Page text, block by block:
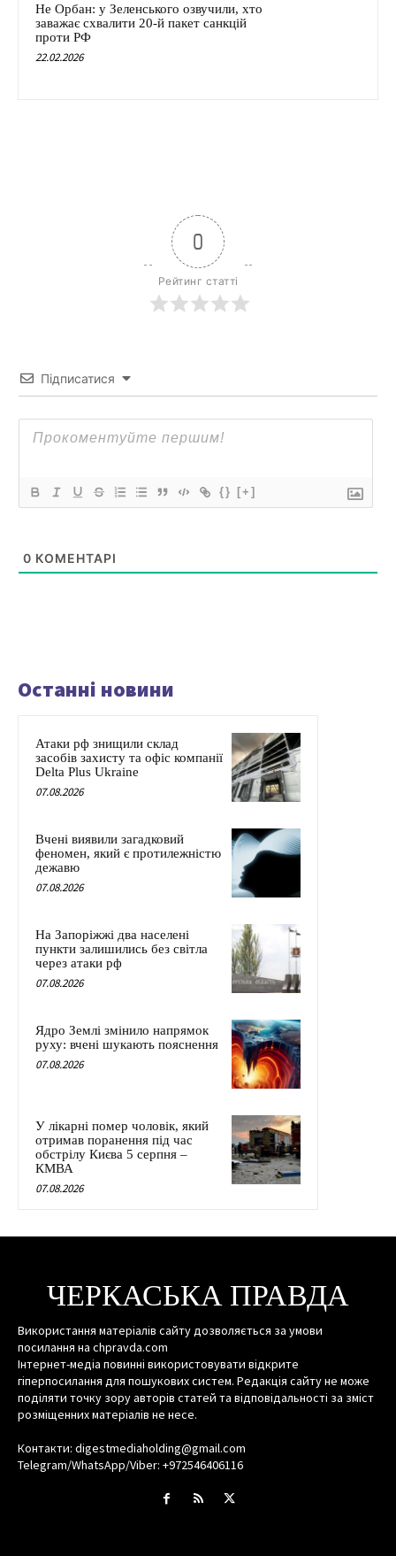
Не Орбан: у Зеленського озвучили, хто
заважає схвалити 20-й пакет санкцій
проти РФ
22.02.2026
0
Рейтинг статті
Підписатися
{} [+]
0 КОМЕНТАРІ
Останні новини
Атаки рф знищили склад
засобів захисту та офіс компанії
Delta Plus Ukraine
07.08.2026
Вчені виявили загадковий
феномен, який є протилежністю
дежавю
07.08.2026
На Запоріжжі два населені
пункти залишились без світла
через атаки рф
07.08.2026
Ядро Землі змінило напрямок
руху: вчені шукають пояснення
07.08.2026
У лікарні помер чоловік, який
отримав поранення під час
обстрілу Києва 5 серпня –
КМВА
07.08.2026
ЧЕРКАСЬКА ПРАВДА
Використання матеріалів сайту дозволяється за умови
посилання на chpravda.com
Інтернет-медіа повинні використовувати відкрите
гіперпосилання для пошукових систем. Редакція сайту не може
поділяти точку зору авторів статей та відповідальності за зміст
розміщенних матеріалів не несе.
Контакти: digestmediaholding@gmail.com
Telegram/WhatsApp/Viber: +972546406116